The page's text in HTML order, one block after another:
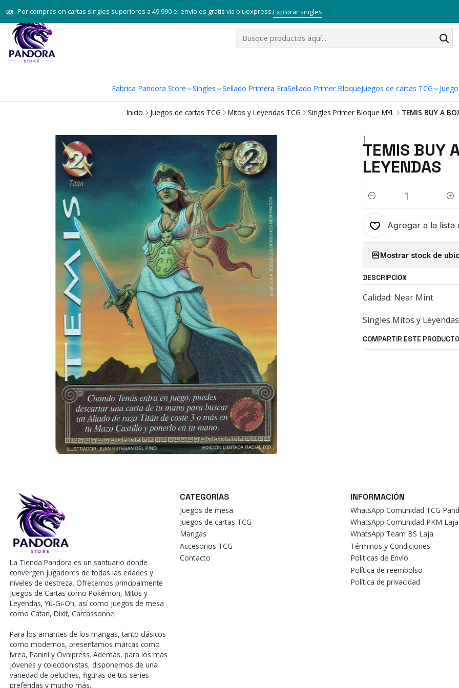
Fabrica Pandora Store Singles Sellado Primera EraSellado Primer BloqueJuegos de cartas TCG
Por compras en cartas singles superiores a 49.990 el envio es gratis via bluexpress.Explorar singles
Inicio Juegos de cartas TCG Mitos y Leyendas TCG Singles Primer Bloque MYL TEMIS BUY A
|
TEMIS BUY
LEYENDAS
Cantidad
Agregar a la lista
Mostrar stock de
DESCRIPCIÓN
Calidad: Near Mint
Singles Mitos y Leyendas
COMPARTIR ESTE PRODUCTO
La Tienda Pandora es un santuario donde
convergen jugadores de todas las edades y
niveles de destreza. Ofrecemos principalmente
Juegos de Cartas como Pokémon, Mitos y
Leyendas, Yu-Gi-Oh, así como juegos de mesa
como Catan, Dixit, Carcassonne.
Para los amantes de los mangas, tanto clásicos
como modernos, presentamos marcas como
Ivrea, Panini y Ovnipress. Además, para los más
jóvenes y coleccionistas, disponemos de una
variedad de peluches, figuras de tus series
preferidas y mucho más.
CATEGORÍAS
Juegos de mesa
Juegos de cartas TCG
Mangas
Accesorios TCG
Contacto
INFORMACIÓN
WhatsApp Comunidad TCG
WhatsApp Comunidad PKM Laja
WhatsApp Team BS Laja
Términos y Condiciones
Politicas de Envío
Política de reembolso
Política de privacidad